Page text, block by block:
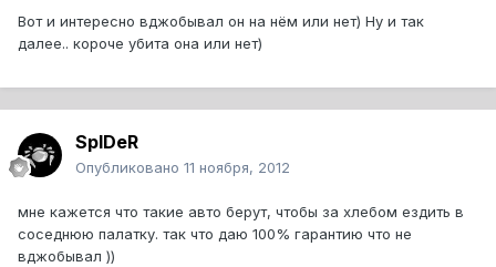
Вот и интересно вджобывал он на нём или нет) Ну и так
далее.. короче убита она или нет)
SpIDeR
Опубликовано 11 ноября, 2012
мне кажется что такие авто берут, чтобы за хлебом ездить в
соседнюю палатку. так что даю 100% гарантию что не
вджобывал ))